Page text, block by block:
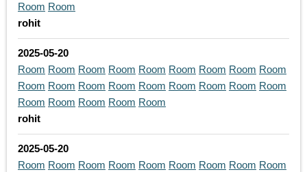
Room Room
rohit
2025-05-20
Room Room Room Room Room Room Room Room Room
Room Room Room Room Room Room Room Room Room
Room Room Room Room Room
rohit
2025-05-20
Room Room Room Room Room Room Room Room Room